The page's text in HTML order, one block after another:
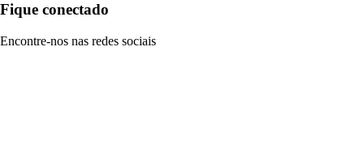
Fique conectado
Encontre-nos nas redes sociais